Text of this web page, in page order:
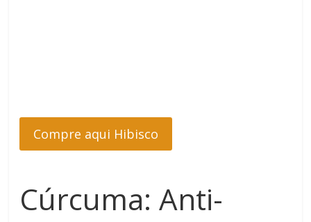
Compre aqui Hibisco
Cúrcuma: Anti-